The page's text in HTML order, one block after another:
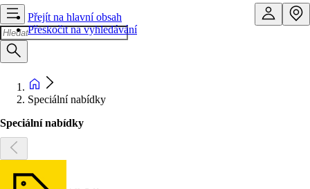
Přejít na hlavní obsah
Přeskočit na vyhledávání
Speciální nabídky
Speciální nabídky